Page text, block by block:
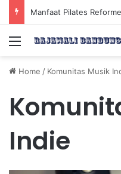
Menu
Home / Komunitas Musik
Indie